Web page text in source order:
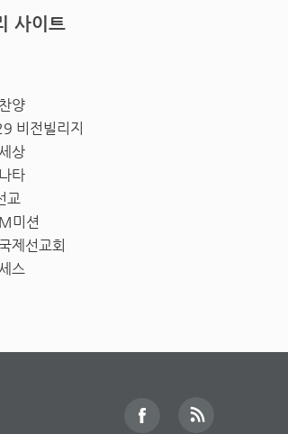
사이트
양
비전빌리지
상
타
교
미션
제선교회
스